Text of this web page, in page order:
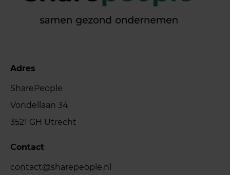
Adres
SharePeople
Vondellaan 34
3521 GH Utrecht
Contact
contact@sharepeople.nl